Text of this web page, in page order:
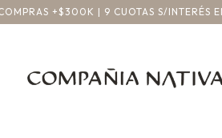
+$300K | 9 CUOTAS S/INTERÉS